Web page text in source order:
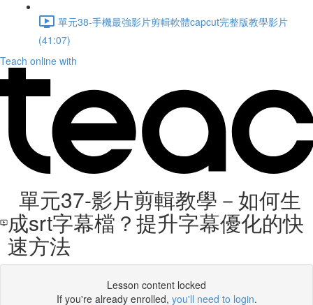
單元38-手機最強影片剪輯軟體capcut完整版教學影片
(41:07)
Teach online with
單元37-影片剪輯教學－如何生
成srt字幕檔？提升字幕優化的快
速方法
Lesson content locked
If you're already enrolled, you'll need to login.